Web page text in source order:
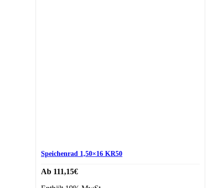
Speichenrad 1,50×16 KR50
Ab 111,15€